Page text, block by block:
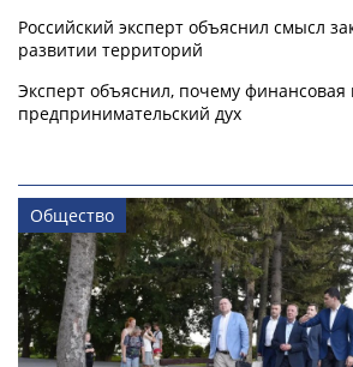
Российский эксперт объяснил смысл
развитии территорий
Эксперт объяснил, почему финансовая
предпринимательский дух
Общество